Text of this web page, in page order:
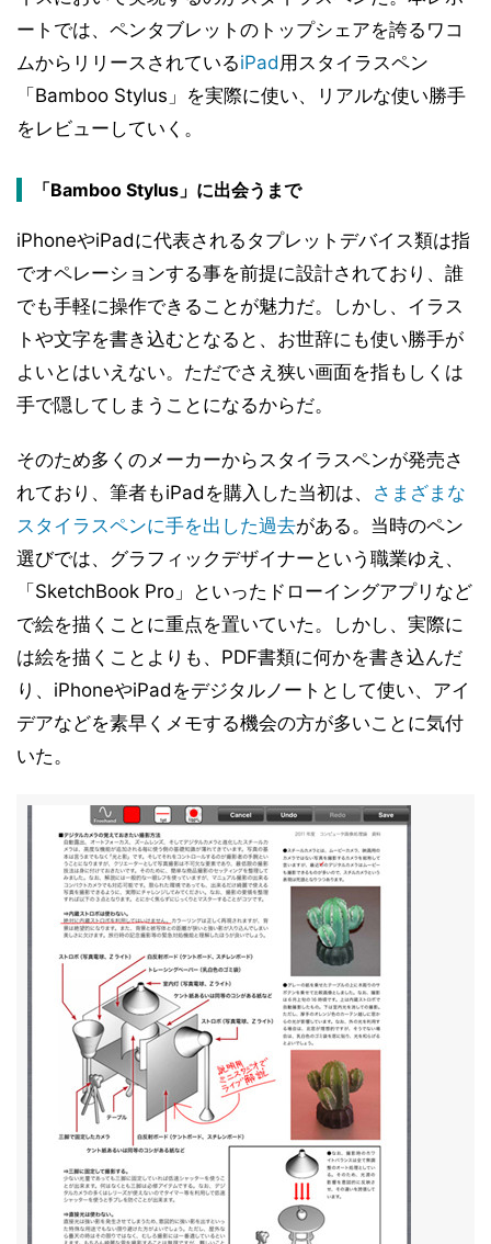
ートでは、ペンタブレットのトップシェアを誇るワコ
ムからリリースされているiPad用スタイラスペン
「Bamboo Stylus」を実際に使い、リアルな使い勝手
をレビューしていく。
「Bamboo Stylus」に出会うまで
iPhoneやiPadに代表されるタプレットデバイス類は指
でオペレーションする事を前提に設計されており、誰
でも手軽に操作できることが魅力だ。しかし、イラス
トや文字を書き込むとなると、お世辞にも使い勝手が
よいとはいえない。ただでさえ狭い画面を指もしくは
手で隠してしまうことになるからだ。
そのため多くのメーカーからスタイラスペンが発売さ
れており、筆者もiPadを購入した当初は、 さまざまな
スタイラスペンに手を出した過去がある。当時のペン
選びでは、グラフィックデザイナーという職業ゆえ、
「SketchBook Pro」といったドローイングアプリなど
で絵を描くことに重点を置いていた。しかし、実際に
は絵を描くことよりも、PDF書類に何かを書き込んだ
り、iPhoneやiPadをデジタルノートとして使い、アイ
デアなどを素早くメモする機会の方が多いことに気付
いた。